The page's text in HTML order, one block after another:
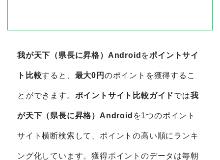
我が天下（県長に昇格）Android をポイントサイ
ト比較すると、 最大0円 のポイントを獲得するこ
とができます。 ポイントサイト比較ガイドでは我
が天下（県長に昇格）Android を1つのポイント
サイト横断検索して、ポイントの高い順にランキ
ング化しています。獲得ポイントのデータは毎朝